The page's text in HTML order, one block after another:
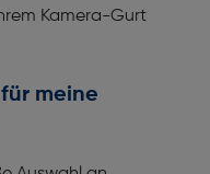
Kamera-Gurt
meine